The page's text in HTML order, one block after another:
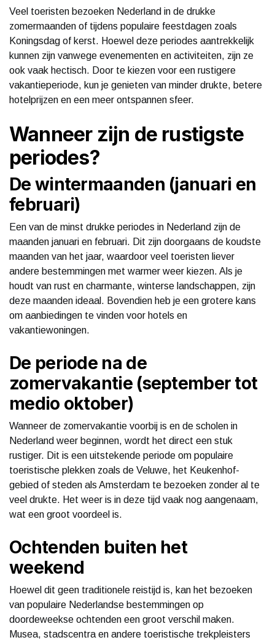
Veel toeristen bezoeken Nederland in de drukke
zomermaanden of tijdens populaire feestdagen zoals
Koningsdag of kerst. Hoewel deze periodes aantrekkelijk
kunnen zijn vanwege evenementen en activiteiten, zijn ze
ook vaak hectisch. Door te kiezen voor een rustigere
vakantieperiode, kun je genieten van minder drukte, betere
hotelprijzen en een meer ontspannen sfeer.
Wanneer zijn de rustigste
periodes?
De wintermaanden (januari en
februari)
Een van de minst drukke periodes in Nederland zijn de
maanden januari en februari. Dit zijn doorgaans de koudste
maanden van het jaar, waardoor veel toeristen liever
andere bestemmingen met warmer weer kiezen. Als je
houdt van rust en charmante, winterse landschappen, zijn
deze maanden ideaal. Bovendien heb je een grotere kans
om aanbiedingen te vinden voor hotels en
vakantiewoningen.
De periode na de
zomervakantie (september tot
medio oktober)
Wanneer de zomervakantie voorbij is en de scholen in
Nederland weer beginnen, wordt het direct een stuk
rustiger. Dit is een uitstekende periode om populaire
toeristische plekken zoals de Veluwe, het Keukenhof-
gebied of steden als Amsterdam te bezoeken zonder al te
veel drukte. Het weer is in deze tijd vaak nog aangenaam,
wat een groot voordeel is.
Ochtenden buiten het
weekend
Hoewel dit geen traditionele reistijd is, kan het bezoeken
van populaire Nederlandse bestemmingen op
doordeweekse ochtenden een groot verschil maken.
Musea, stadscentra en andere toeristische trekpleisters